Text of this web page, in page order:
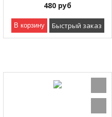
480 руб
В корзину Быстрый заказ